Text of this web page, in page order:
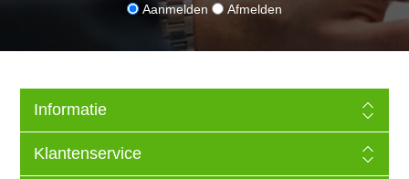
Aanmelden Afmelden
Informatie
Klantenservice